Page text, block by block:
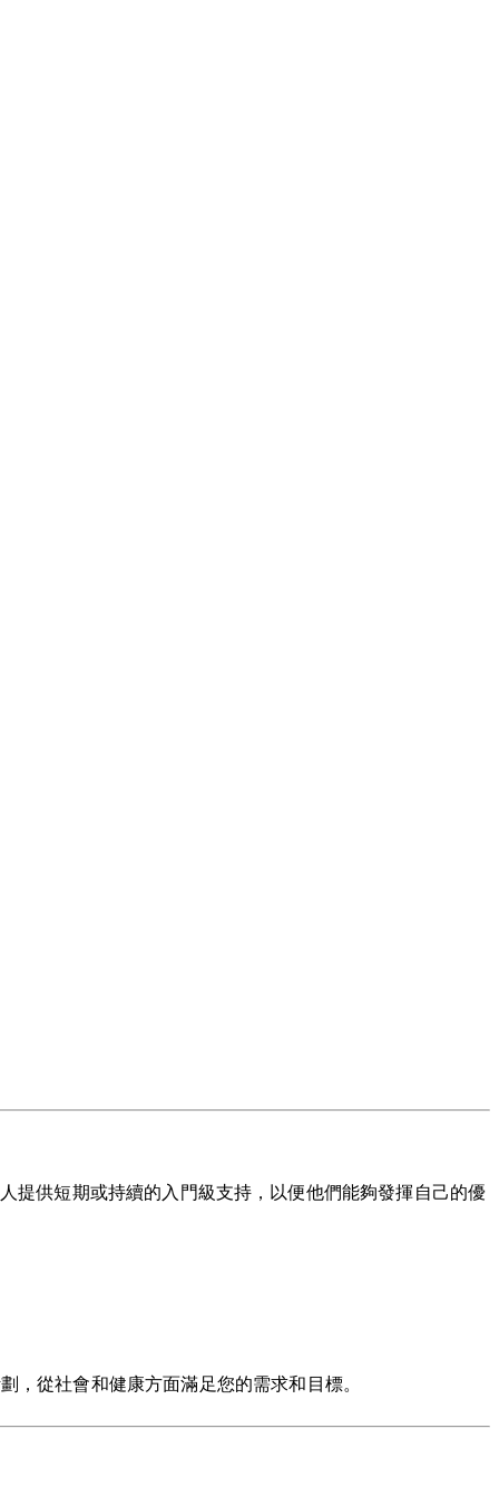
提供短期或持續的入門級支持，以便他們能夠發揮自己的優
從社會和健康方面滿足您的需求和目標。